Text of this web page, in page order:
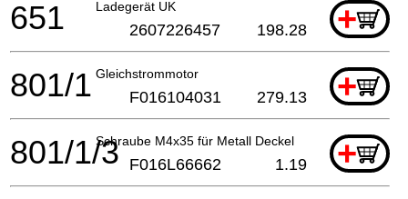
Ladegerät UK +
651 2607226457 198.28
Gleichstrommotor +
801/1 F016104031 279.13
Schraube M4x35 für Metall Deckel +
801/1/3 F016L66662 1.19